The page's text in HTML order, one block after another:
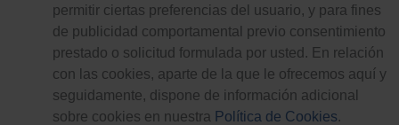
permitir ciertas preferencias del usuario, y para fines
de publicidad comportamental previo consentimiento
prestado o solicitud formulada por usted. En relación
con las cookies, aparte de la que le ofrecemos aquí y
seguidamente, dispone de información adicional
sobre cookies en nuestra Política de Cookies